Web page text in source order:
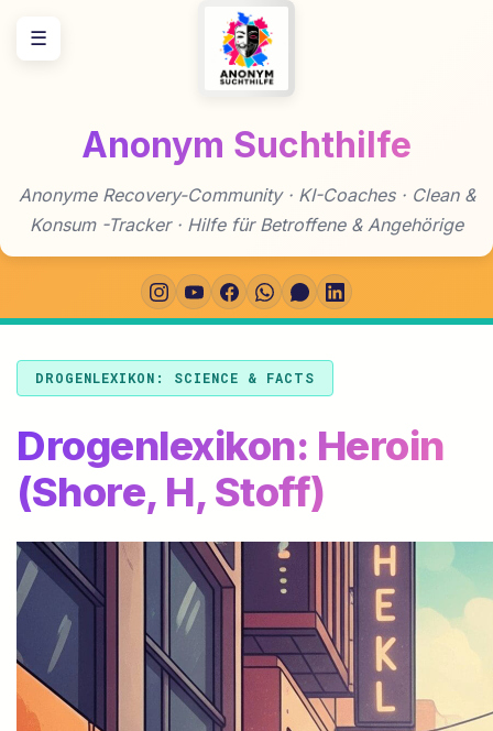
Inhalt
springen
Anonym Suchthilfe
Anonyme Recovery-Community · KI-Coaches · Clean &
Konsum -Tracker · Hilfe für Betroffene & Angehörige
DROGENLEXIKON: SCIENCE & FACTS
Drogenlexikon: Heroin
(Shore, H, Stoff)
☰